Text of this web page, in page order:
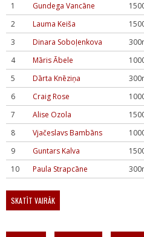
1 Gundega Vancāne
2
Lauma Keiša
3
Dinara Soboļenkova
4
Māris Ābele
5
Dārta Knēziņa
6
Craig Rose
7
Alise Ozola
8
Vjačeslavs Bambāns
9
Guntars Kalva
10
Paula Strapcāne
SKATĪT VAIRĀK